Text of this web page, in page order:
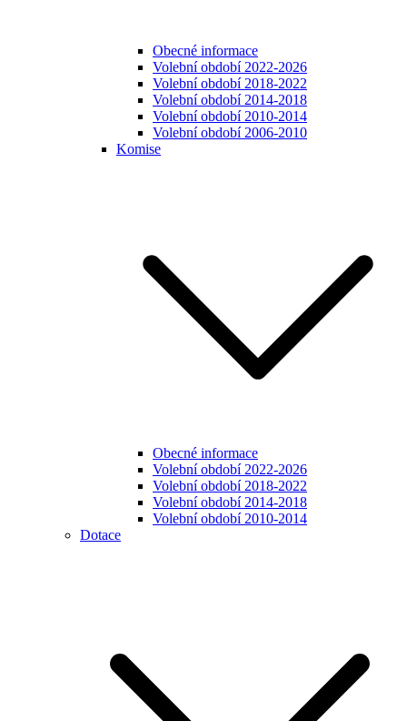
Obecné informace
Volební období 2022-2026
Volební období 2018-2022
Volební období 2014-2018
Volební období 2010-2014
Volební období 2006-2010
Komise
Obecné informace
Volební období 2022-2026
Volební období 2018-2022
Volební období 2014-2018
Volební období 2010-2014
Dotace